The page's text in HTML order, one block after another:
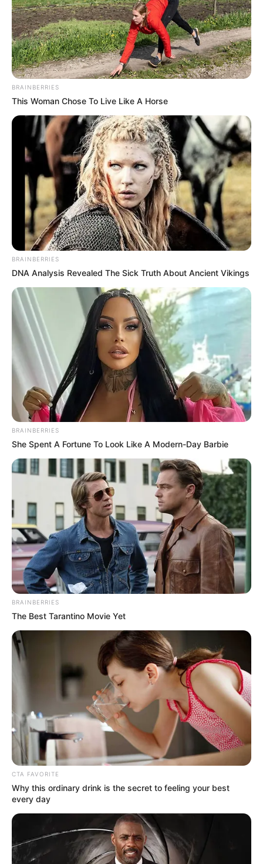
Surgeons: This Simple Method Ends Joint Pain &
Arthritis! Try It!
FORGE BODY
แนะนำ
ดูดวง
ดูเพิ่มเติม
ดูดวง
เบอร์โทร คน Keep look เป๊ะทุกมุมดูดี
ทุกองศา คุณล่ะมีเลขคู่นี้ไหม
วันที่ 1 ส.ค. 2569 วันคล้ายวันสำเร็จ
มรรคผลพระโพธิสัตว์กวนอิม
สีมงคล
แจกตาราง สีมงคลตามราศี 2569 ประจำ
เดือนสิงหาคม โดย อ.รักษ์ เลขเด็ด
ดูดวงรายวัน ดูเพิ่มเติม
อยากเฮงมาทางนี้ ! อ.บุญลาด แนะ เคล็ด
ลับเสริมดวงวันที่ 1 พ.ค. 69
BRAINBERRIES
This Woman Chose To Live Like A Horse
BRAINBERRIES
DNA Analysis Revealed The Sick Truth About Ancient Vikings
BRAINBERRIES
She Spent A Fortune To Look Like A Modern-Day Barbie
BRAINBERRIES
The Best Tarantino Movie Yet
CTA FAVORITE
Why this ordinary drink is the secret to feeling your best
every day